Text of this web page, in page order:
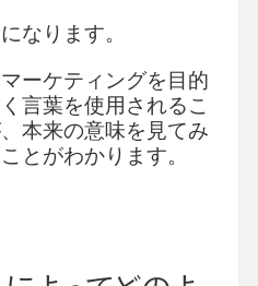
なります。
ーケティングを目的
言葉を使用されるこ
本来の意味を見てみ
とがわかります。